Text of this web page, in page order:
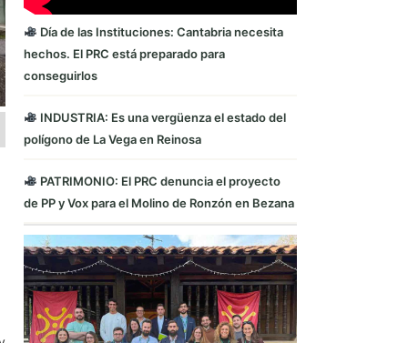
Día de las Instituciones: Cantabria necesita
hechos. El PRC está preparado para
conseguirlos
INDUSTRIA: Es una vergüenza el estado del
polígono de La Vega en Reinosa
PATRIMONIO: El PRC denuncia el proyecto
de PP y Vox para el Molino de Ronzón en Bezana